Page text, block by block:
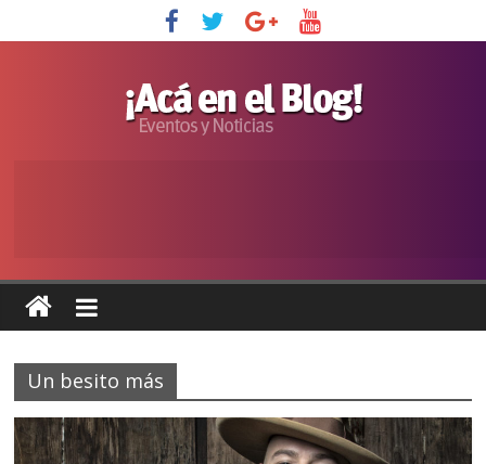
Un besito más